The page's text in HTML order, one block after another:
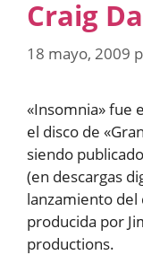
Craig
18 mayo, 2009
«Insomnia» fue
el disco de
siendo
(en descargas
lanzamiento del
producida por
productions.